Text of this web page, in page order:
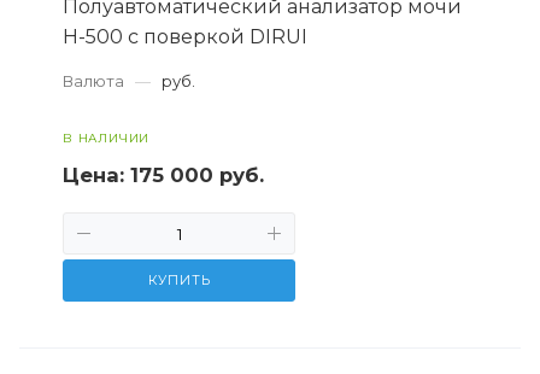
Полуавтоматический анализатор мочи
H-500 с поверкой DIRUI
Валюта — руб.
В НАЛИЧИИ
Цена: 175 000 руб.
КУПИТЬ